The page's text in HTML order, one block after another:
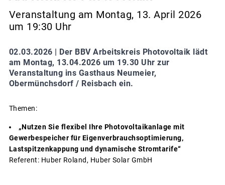
Veranstaltung am Montag, 13. April 2026
um 19:30 Uhr
02.03.2026 | Der BBV Arbeitskreis Photovoltaik lädt
am Montag, 13.04.2026 um 19.30 Uhr zur
Veranstaltung ins Gasthaus Neumeier,
Obermünchsdorf / Reisbach ein.
Themen:
„Nutzen Sie flexibel Ihre Photovoltaikanlage mit
Gewerbespeicher für Eigenverbrauchsoptimierung,
Lastspitzenkappung und dynamische Stromtarife“
Referent: Huber Roland, Huber Solar GmbH